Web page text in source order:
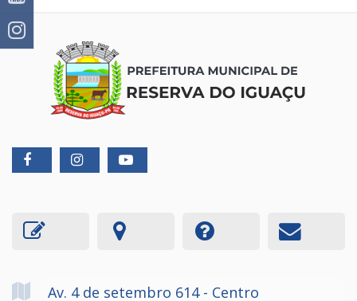
Av. 4 de setembro 614 - Centro